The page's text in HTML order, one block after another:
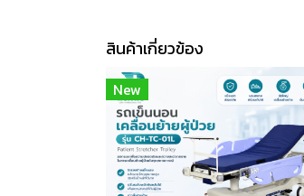
สินค้าเกี่ยวข้อง
New